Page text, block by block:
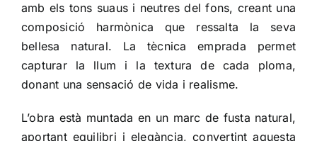
amb els tons suaus i neutres del fons, creant una
composició harmònica que ressalta la seva
bellesa natural. La tècnica emprada permet
capturar la llum i la textura de cada ploma,
donant una sensació de vida i realisme.
L’obra està muntada en un marc de fusta natural,
aportant equilibri i elegància, convertint aquesta